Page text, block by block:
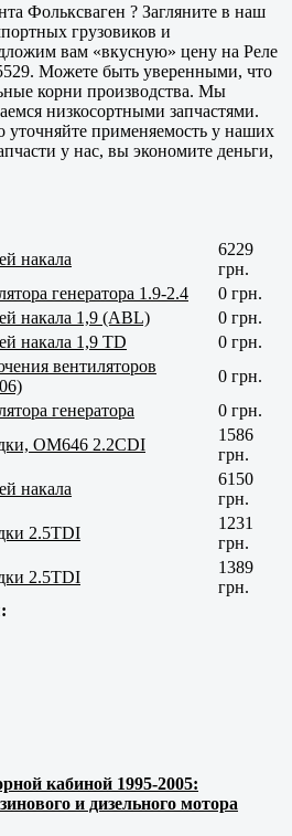
Фольксваген ? Загляните в наш
грузовиков и
вам «вкусную» цену на Реле
Можете быть уверенными, что
корни производства. Мы
низкосортными запчастями.
уточняйте применяемость у наших
у нас, вы экономите деньги,
накала
6229
грн.
генератора 1.9-2.4
0 грн.
накала 1,9 (ABL)
0 грн.
накала 1,9 TD
0 грн.
вентиляторов
0 грн.
генератора
0 грн.
OM646 2.2CDI
1586
грн.
накала
6150
грн.
2.5TDI
1231
грн.
2.5TDI
1389
грн.
кабиной 1995-2005:
и дизельного мотора